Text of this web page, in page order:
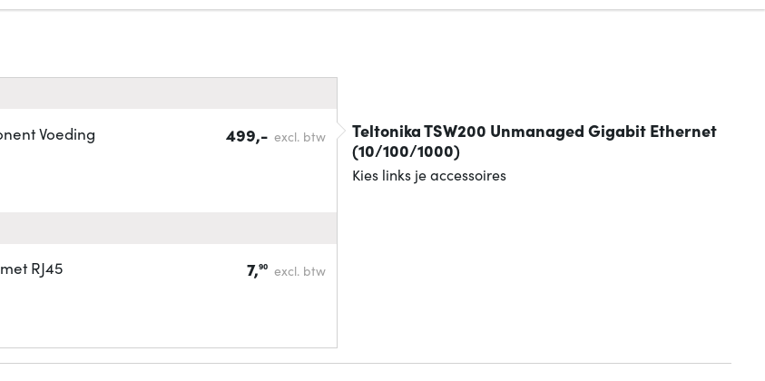
Voeding 499,- excl. btw
RJ45 7,90 excl. btw
Teltonika TSW200 Unmanaged Gigabit Ethernet
(10/100/1000)
Kies links je accessoires